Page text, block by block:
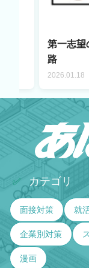
第一志望
路
2026.01.18
✅ カテゴリ
面接対策 就
企業別対策
漫画